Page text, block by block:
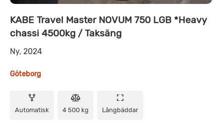
KABE Travel Master NOVUM 750 LGB *Heavy
chassi 4500kg / Taksäng
Ny, 2024
Göteborg
Automatisk 4 500 kg Långbäddar